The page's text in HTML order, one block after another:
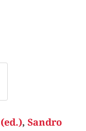
, Sandro